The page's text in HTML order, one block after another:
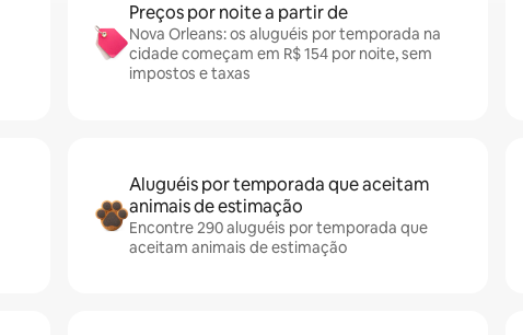
Preços por noite a partir de
Nova Orleans: os aluguéis por temporada na
cidade começam em R$ 154 por noite, sem
impostos e taxas
Aluguéis por temporada que aceitam
animais de estimação
Encontre 290 aluguéis por temporada que
aceitam animais de estimação